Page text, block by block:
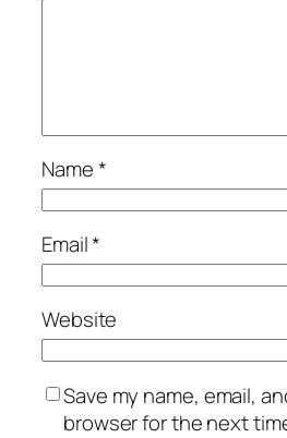
Name*
Email*
Website
Save my name, email,
browser for the next